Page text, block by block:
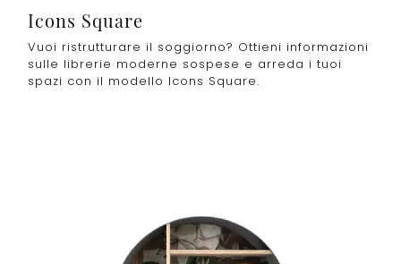
Icons Square
Vuoi ristrutturare il soggiorno? Ottieni informazioni
sulle librerie moderne sospese e arreda i tuoi
spazi con il modello Icons Square.